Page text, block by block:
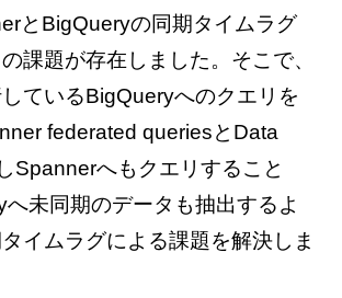
とBigQueryの同期タイムラグ
課題が存在しました。そこで、
ているBigQueryへのクエリを
federated queriesとData
Spannerへもクエリすること
未同期のデータも抽出するよ
イムラグによる課題を解決しま